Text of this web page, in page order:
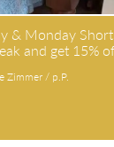
& Monday
and get 15%
Zimmer / p.P.